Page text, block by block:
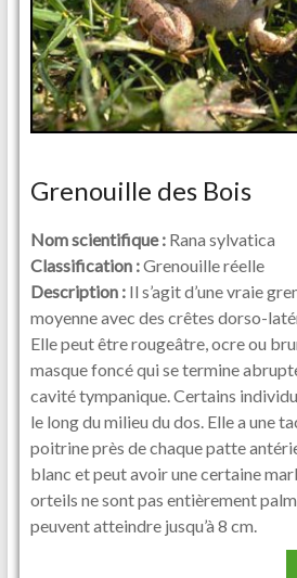
Grenouille des Bois
Nom scientifique :Rana sylvatica
Classification :Grenouille réelle
Description :Il s’agit d’une vraie
moyenne avec des crêtes dorso-
Elle peut être rougeâtre, ocre ou
masque foncé qui se termine
cavité tympanique. Certains
le long du milieu du dos. Elle a une
poitrine près de chaque patte
blanc et peut avoir une certaine
orteils ne sont pas entièrement
peuvent atteindre jusqu’à 8 cm.